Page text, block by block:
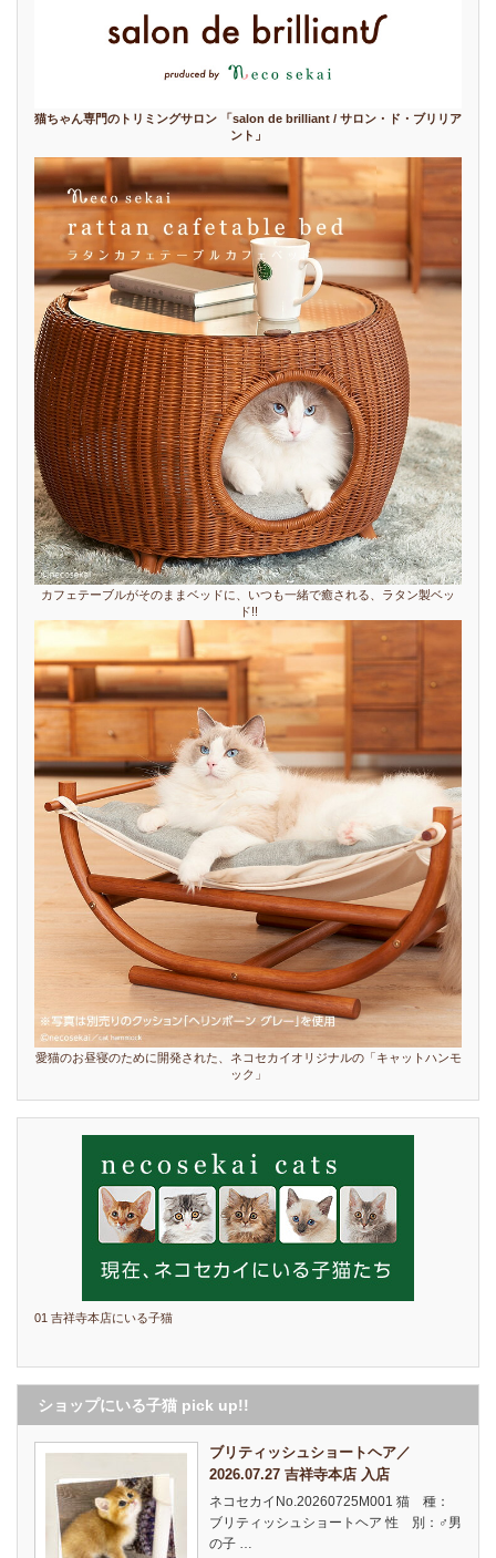
猫ちゃん専門のトリミングサロン 「salon de brilliant / サロン・ド・ブリリア
ント」
カフェテーブルがそのままベッドに、いつも一緒で癒される、ラタン製ベッ
ド!!
愛猫のお昼寝のために開発された、ネコセカイオリジナルの「キャットハンモ
ック」
01 吉祥寺本店にいる子猫
ショップにいる子猫 pick up!!
ブリティッシュショートヘア／
2026.07.27 吉祥寺本店 入店
ネコセカイNo.20260725M001 猫 種：
ブリティッシュショートヘア 性 別：♂男
の子 …